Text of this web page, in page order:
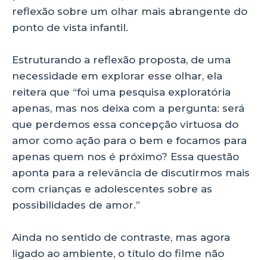
reflexão sobre um olhar mais abrangente do
ponto de vista infantil.
Estruturando a reflexão proposta, de uma
necessidade em explorar esse olhar, ela
reitera que “foi uma pesquisa exploratória
apenas, mas nos deixa com a pergunta: será
que perdemos essa concepção virtuosa do
amor como ação para o bem e focamos para
apenas quem nos é próximo? Essa questão
aponta para a relevância de discutirmos mais
com crianças e adolescentes sobre as
possibilidades de amor.”
Ainda no sentido de contraste, mas agora
ligado ao ambiente, o título do filme não